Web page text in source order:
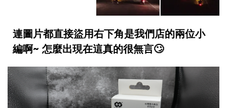
連圖片都直接盜用右下角是我們店的兩位小
編啊~ 怎麼出現在這真的很無言🙄